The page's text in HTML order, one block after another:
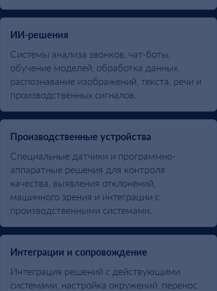
ИИ-решения
Системы анализа звонков, чат-боты,
обучение моделей, обработка данных,
распознавание изображений, текста, речи и
производственных сигналов.
Производственные устройства
Специальные датчики и программно-
аппаратные решения для контроля
качества, выявления отклонений,
машинного зрения и интеграции с
производственными системами.
Интеграции и сопровождение
Интеграция решений с действующими
системами, настройка окружений, перенос